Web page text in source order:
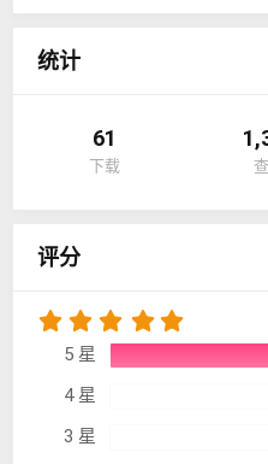
统计
61
下载
评分
.
0
5 星
4 星
3 星